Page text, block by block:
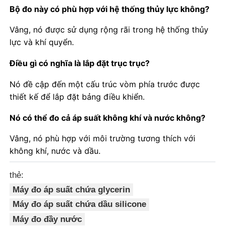
Bộ đo này có phù hợp với hệ thống thủy lực không?
Vâng, nó được sử dụng rộng rãi trong hệ thống thủy
lực và khí quyển.
Điều gì có nghĩa là lắp đặt trục trục?
Nó đề cập đến một cấu trúc vòm phía trước được
thiết kế để lắp đặt bảng điều khiển.
Nó có thể đo cả áp suất không khí và nước không?
Vâng, nó phù hợp với môi trường tương thích với
không khí, nước và dầu.
thẻ:
Máy đo áp suất chứa glycerin
Máy đo áp suất chứa dầu silicone
Máy đo đầy nước